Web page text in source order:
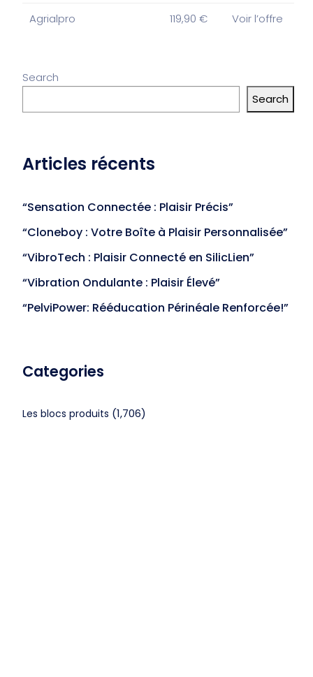
Agrialpro 119,90 € Voir l’offre
Search
Search
Articles récents
“Sensation Connectée : Plaisir Précis”
“Cloneboy : Votre Boîte à Plaisir Personnalisée”
“VibroTech : Plaisir Connecté en SilicLien”
“Vibration Ondulante : Plaisir Élevé”
“PelviPower: Rééducation Périnéale Renforcée!”
Categories
Les blocs produits (1,706)